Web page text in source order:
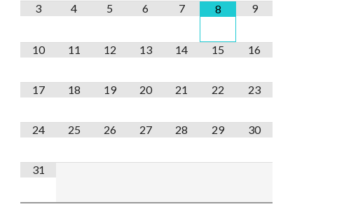
3 4 5 6 7 8 9
10 11 12 13 14 15 16
17 18 19 20 21 22 23
24 25 26 27 28 29 30
31